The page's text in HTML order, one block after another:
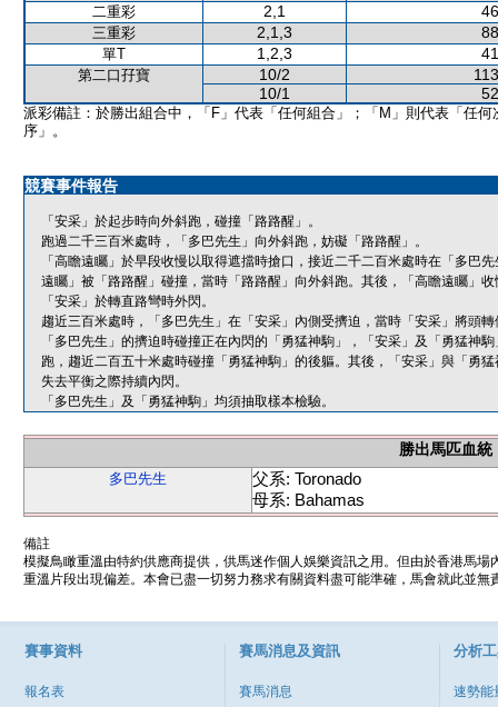
二重彩 2,1
三重彩 2,1,3
單T 1,2,3
第二口孖寶 10/2
10/1
派彩備註：於勝出組合中，「F」代表「任何組合」；「M」則代表「任何
序」。
競賽事件報告
「安采」於起步時向外斜跑，碰撞「路路醒」。
跑過二千三百米處時，「多巴先生」向外斜跑，妨礙「路路醒」。
「高瞻遠矚」於早段收慢以取得遮擋時搶口，接近二千二百米處時在「多巴
遠矚」被「路路醒」碰撞，當時「路路醒」向外斜跑。其後，「高瞻遠矚」
「安采」於轉直路彎時外閃。
趨近三百米處時，「多巴先生」在「安采」內側受擠迫，當時「安采」將頭
「多巴先生」的擠迫時碰撞正在內閃的「勇猛神駒」，「安采」及「勇猛神
跑，趨近二百五十米處時碰撞「勇猛神駒」的後軀。其後，「安采」與「勇
失去平衡之際持續內閃。
「多巴先生」及「勇猛神駒」均須抽取樣本檢驗。
勝出馬匹血統
多巴先生
父系: Toronado
母系: Bahamas
備註
模擬鳥瞰重溫由特約供應商提供，供馬迷作個人娛樂資訊之用。但由於香港馬
重溫片段出現偏差。本會已盡一切努力務求有關資料盡可能準確，馬會就此並
賽事資料
報名表
賽馬消息及資訊
賽馬消息
分析
速勢能